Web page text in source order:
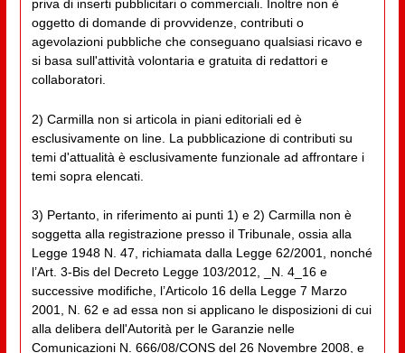
priva di inserti pubblicitari o commerciali. Inoltre non è
oggetto di domande di provvidenze, contributi o
agevolazioni pubbliche che conseguano qualsiasi ricavo e
si basa sull'attività volontaria e gratuita di redattori e
collaboratori.
2) Carmilla non si articola in piani editoriali ed è
esclusivamente on line. La pubblicazione di contributi su
temi d'attualità è esclusivamente funzionale ad affrontare i
temi sopra elencati.
3) Pertanto, in riferimento ai punti 1) e 2) Carmilla non è
soggetta alla registrazione presso il Tribunale, ossia alla
Legge 1948 N. 47, richiamata dalla Legge 62/2001, nonché
l’Art. 3-Bis del Decreto Legge 103/2012, _N. 4_16 e
successive modifiche, l’Articolo 16 della Legge 7 Marzo
2001, N. 62 e ad essa non si applicano le disposizioni di cui
alla delibera dell'Autorità per le Garanzie nelle
Comunicazioni N. 666/08/CONS del 26 Novembre 2008, e